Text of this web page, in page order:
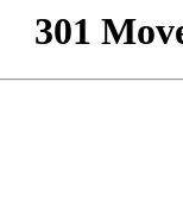
301